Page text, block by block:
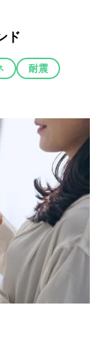
ド
耐震